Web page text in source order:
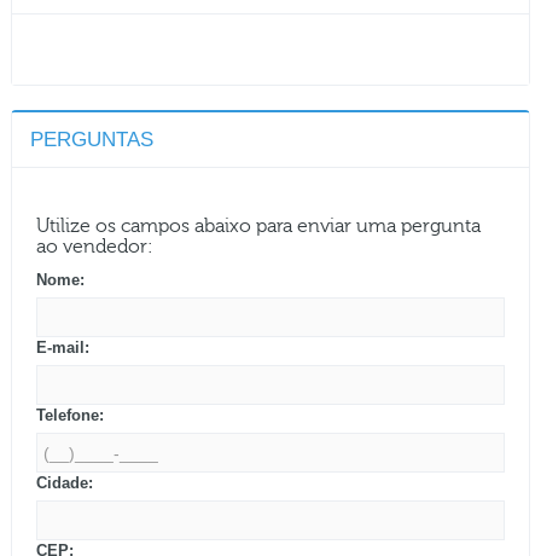
PERGUNTAS
Utilize os campos abaixo para enviar uma pergunta
ao vendedor:
Nome:
E-mail:
Telefone:
Cidade:
CEP: